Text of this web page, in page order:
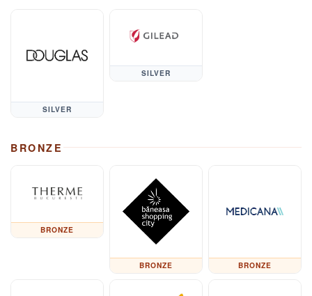
SILVER
SILVER
BRONZE
BRONZE
BRONZE BRONZE